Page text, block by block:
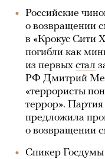
Российские
о возвращении
в «Крокус Сити
погибли как
из первых стал
РФ Дмитрий
«террористы
террор».
предложила
о возвращении
Спикер Госдумы